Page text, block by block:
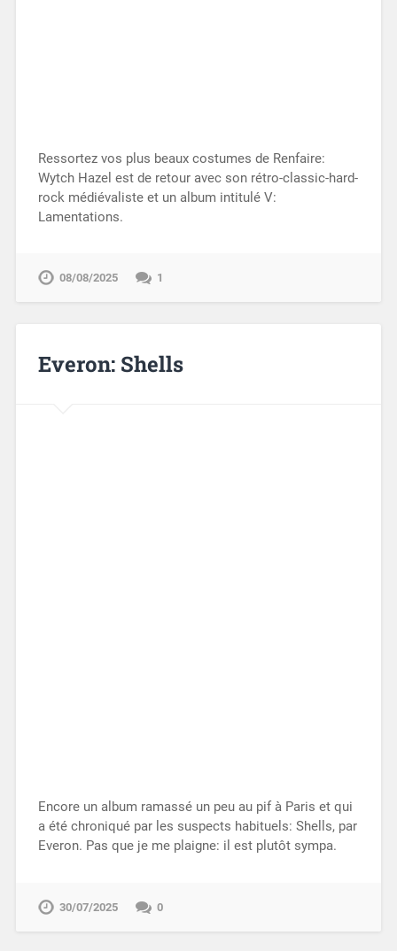
Ressortez vos plus beaux costumes de Renfaire:
Wytch Hazel est de retour avec son rétro-classic-hard-
rock médiévaliste et un album intitulé V:
Lamentations.
08/08/2025 1
Everon: Shells
Encore un album ramassé un peu au pif à Paris et qui
a été chroniqué par les suspects habituels: Shells, par
Everon. Pas que je me plaigne: il est plutôt sympa.
30/07/2025 0